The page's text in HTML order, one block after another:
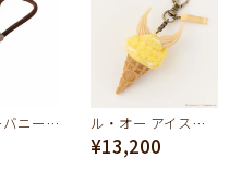
イースターバニーショコラヘアゴム(ビターチョコレート) ル・オー アイスクリーム バッグチャーム【グランブルーファンタジー コラボ】
¥13,200